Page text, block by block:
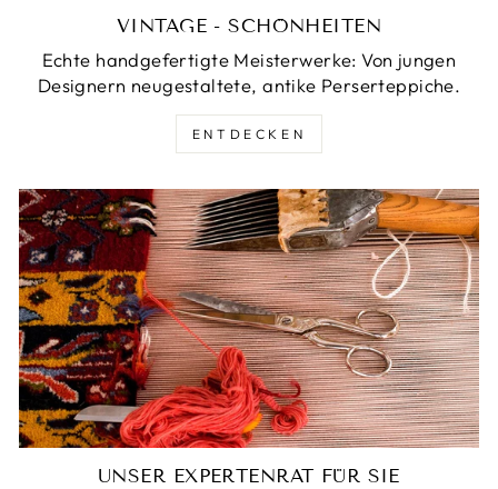
VINTAGE - SCHÖNHEITEN
Echte handgefertigte Meisterwerke: Von jungen
Designern neugestaltete, antike Perserteppiche.
ENTDECKEN
UNSER EXPERTENRAT FÜR SIE